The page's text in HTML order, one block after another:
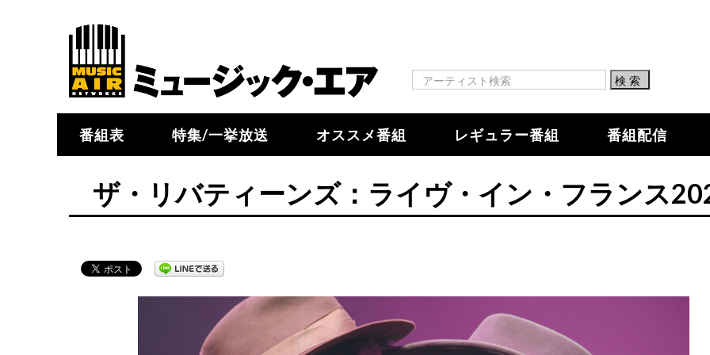
番組表 特集/一挙放送 オススメ番組 レギュラー番組 番組配信
ザ・リバティーンズ：ライヴ・イン・フランス